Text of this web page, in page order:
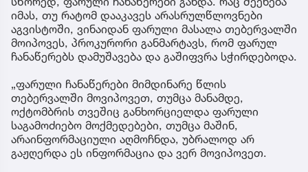
იმას, თუ რატომ დააკავეს არასრულწლოვნები
აგვისტოში, ვინაიდან ფარული მასალა თებერვალში
მოიპოვეს, პროკურორი განმარტავს, რომ ფარულ
ჩანაწერებს დამუშავება და გაშიფვრა სჭირდებოდა.
„ფარული ჩანაწერები მიმდინარე წლის
თებერვალში მოვიპოვეთ, თუმცა მანამდე,
ოქტომბრის თვეშიც განხორციელდა ფარული
საგამოძიებო მოქმედებები, თუმცა მაშინ,
არაინფორმაციული აღმოჩნდა, უბრალოდ არ
გაჟღერდა ეს ინფორმაცია და ვერ მოვიპოვეთ.